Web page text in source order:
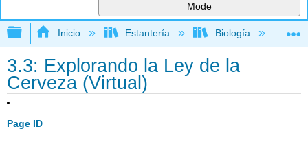
Mode
Expandir/contraer jerarquía global
Inicio Estantería Biología
3.3: Explorando la Ley de la
Cerveza (Virtual)
Page ID